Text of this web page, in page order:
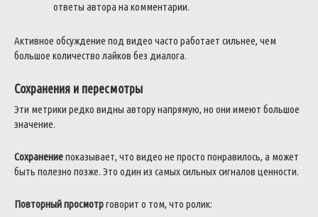
ответы автора на комментарии.
Активное обсуждение под видео часто работает сильнее, чем
большое количество лайков без диалога.
Сохранения и пересмотры
Эти метрики редко видны автору напрямую, но они имеют большое
значение.
Сохранениепоказывает, что видео не просто понравилось, а может
быть полезно позже. Это один из самых сильных сигналов ценности.
Повторный просмотрговорит о том, что ролик: